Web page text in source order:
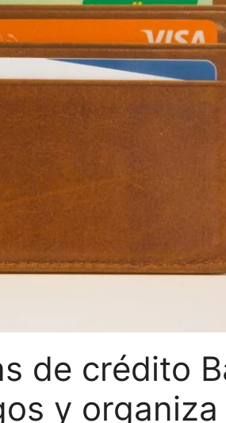
de crédito
y organiza